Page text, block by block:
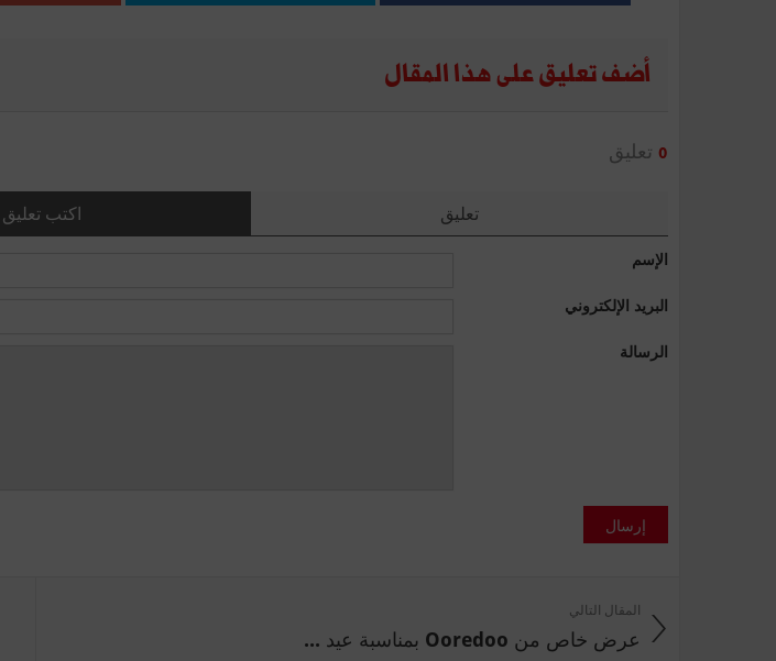
أضف تعليق على هذا المقال
0 تعليق
اكتب تعليق تعليق
الإسم
البريد الإلكتروني
الرسالة
إرسال
المقال التالي
عرض خاص من Ooredoo بمناسبة عيد ...